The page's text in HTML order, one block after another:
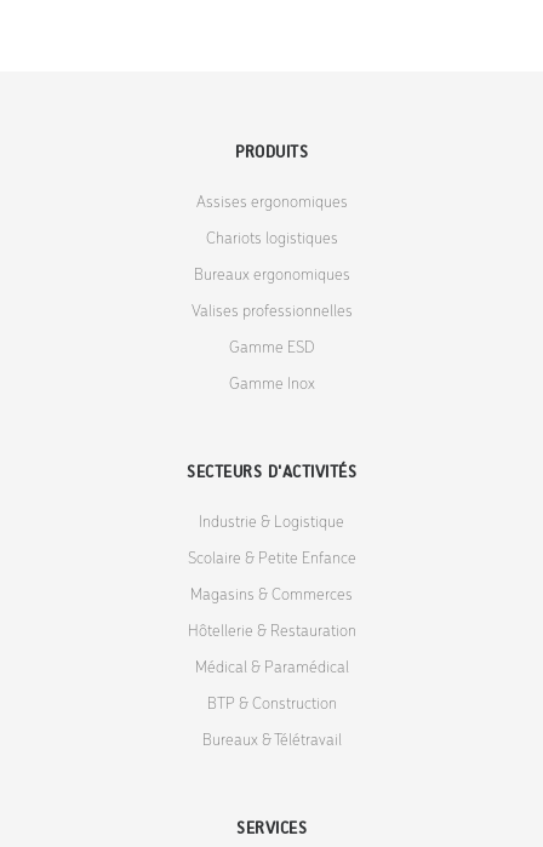
PRODUITS
Assises ergonomiques
Chariots logistiques
Bureaux ergonomiques
Valises professionnelles
Gamme ESD
Gamme Inox
SECTEURS D'ACTIVITÉS
Industrie & Logistique
Scolaire & Petite Enfance
Magasins & Commerces
Hôtellerie & Restauration
Médical & Paramédical
BTP & Construction
Bureaux & Télétravail
SERVICES